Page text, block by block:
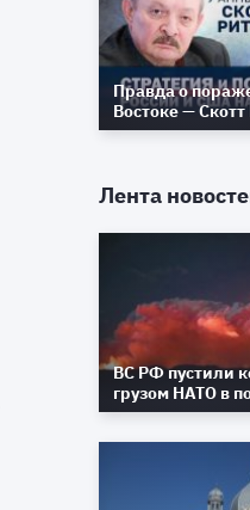
Правда о
Востоке —
Лента
ВС РФ пустили
грузом НАТО в